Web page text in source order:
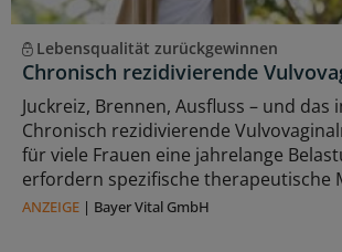
Lebensqualität zurückgewinnen
Chronisch rezidivierende
Juckreiz, Brennen, Ausfluss – und das
Chronisch rezidivierende
für viele Frauen eine jahrelange
erfordern spezifische therapeutische
ANZEIGE | Bayer Vital GmbH